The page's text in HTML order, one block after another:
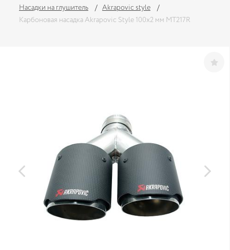
Насадки на глушитель
Akrapovic style
Карбоновая насадка Akrapovic Style 100x2 мм MT217R